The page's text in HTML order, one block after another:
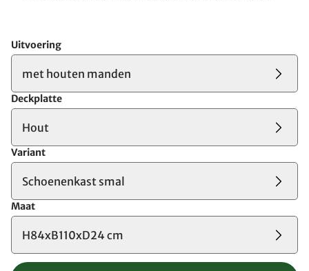
Uitvoering
met houten manden
Deckplatte
Hout
Variant
Schoenenkast smal
Maat
H84xB110xD24 cm